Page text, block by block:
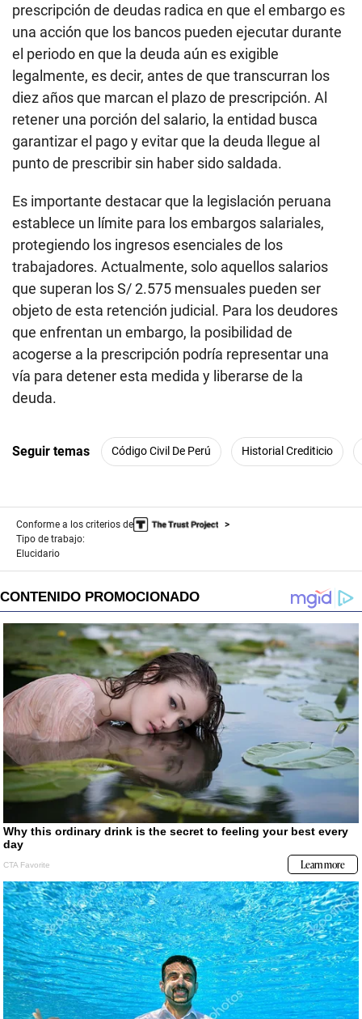
prescripción de deudas radica en que el embargo es
una acción que los bancos pueden ejecutar durante
el periodo en que la deuda aún es exigible
legalmente, es decir, antes de que transcurran los
diez años que marcan el plazo de prescripción. Al
retener una porción del salario, la entidad busca
garantizar el pago y evitar que la deuda llegue al
punto de prescribir sin haber sido saldada.
Es importante destacar que la legislación peruana
establece un límite para los embargos salariales,
protegiendo los ingresos esenciales de los
trabajadores. Actualmente, solo aquellos salarios
que superan los S/ 2.575 mensuales pueden ser
objeto de esta retención judicial. Para los deudores
que enfrentan un embargo, la posibilidad de
acogerse a la prescripción podría representar una
vía para detener esta medida y liberarse de la
deuda.
Seguir temas Código Civil De Perú Historial Crediticio
Conforme a los criterios de
Tipo de trabajo:
Elucidario